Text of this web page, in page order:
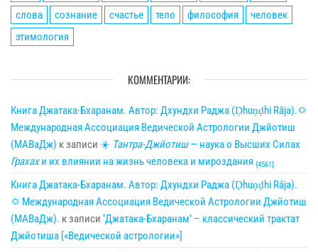
слова
сознание счастье тело философия
человек
этимология
КОММЕНТАРИИ:
Книга Джатака-Бхаранам. Автор: Дхундхи Раджа (Ḍhuṇḍhi Rāja).🌣
Международная Ассоциация Ведической Астрологии Джйотиш
(МАВаДж) к записи ☀ Тантра-Джйотиш— наука о Высших Силах
Грахахи их влиянии на жизнь человека и мироздания {4561}
Книга Джатака-Бхаранам. Автор: Дхундхи Раджа (Ḍhuṇḍhi Rāja).
🌣 Международная Ассоциация Ведической Астрологии Джйотиш
(МАВаДж). к записи ‘Джатака-Бхаранам’ – классический трактат
Джйотиша [«Ведической астрологии»]